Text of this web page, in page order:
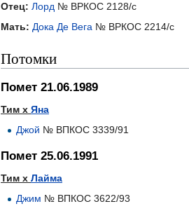
Отец: Лорд № ВРКОС 2128/с
Мать: Дока Де Вега № ВРКОС 2214/с
Потомки
Помет 21.06.1989
Тим х Яна
Джой № ВПКОС 3339/91
Помет 25.06.1991
Тим х Лайма
Джим № ВПКОС 3622/93